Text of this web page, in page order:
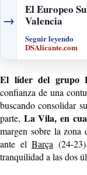
→
El Europeo
Valencia
Seguir leyendo
DSAlicante.com
El líder del grupo
confianza de una
buscando consolidar
parte, La Vila, en
margen sobre la zona
ante el Barça (24-
tranquilidad a las dos